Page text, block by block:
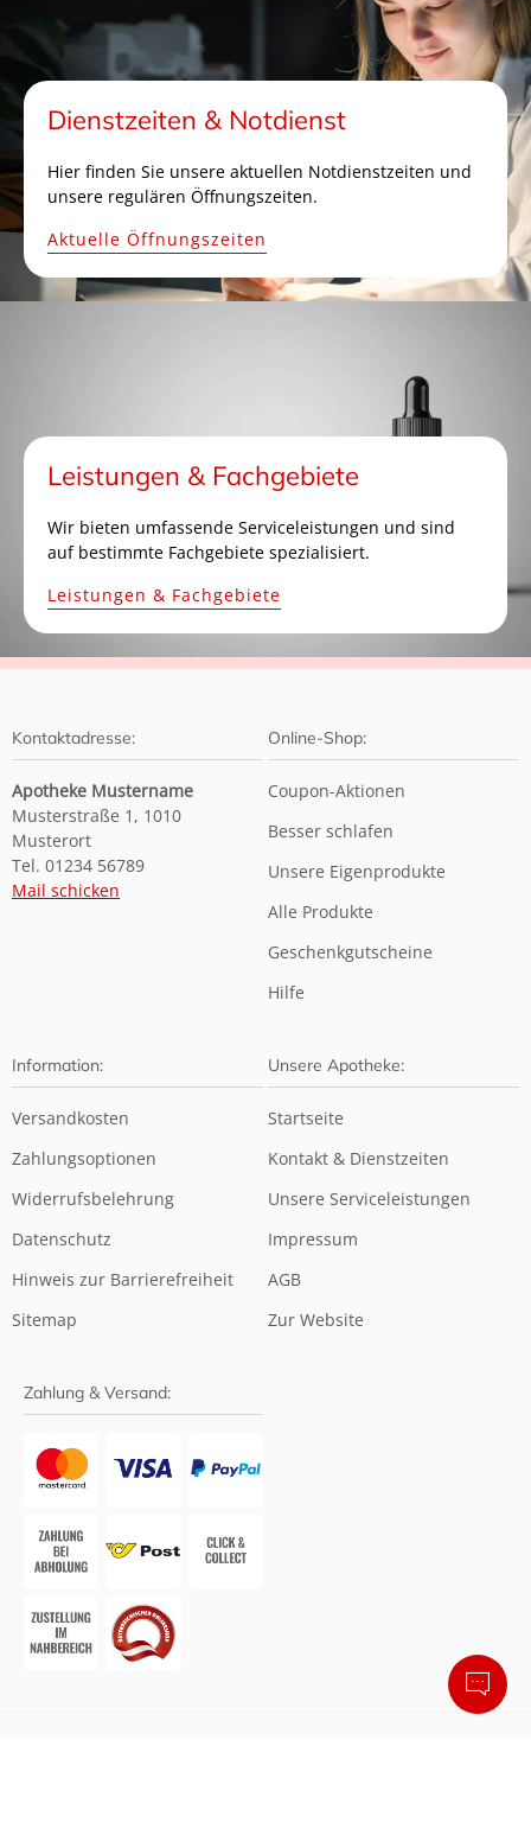
Dienstzeiten & Notdienst
Hier finden Sie unsere aktuellen Notdienstzeiten und
unsere regulären Öffnungszeiten.
Aktuelle Öffnungszeiten
Leistungen & Fachgebiete
Wir bieten umfassende Serviceleistungen und sind
auf bestimmte Fachgebiete spezialisiert.
Leistungen & Fachgebiete
Kontaktadresse:
Apotheke Mustername
Musterstraße 1, 1010
Musterort
Tel. 01234 56789
Mail schicken
Online-Shop:
Coupon-Aktionen
Besser schlafen
Unsere Eigenprodukte
Alle Produkte
Geschenkgutscheine
Hilfe
Information:
Versandkosten
Zahlungsoptionen
Widerrufsbelehrung
Datenschutz
Hinweis zur Barrierefreiheit
Sitemap
Unsere Apotheke:
Startseite
Kontakt & Dienstzeiten
Unsere Serviceleistungen
Impressum
AGB
Zur Website
Zahlung & Versand: